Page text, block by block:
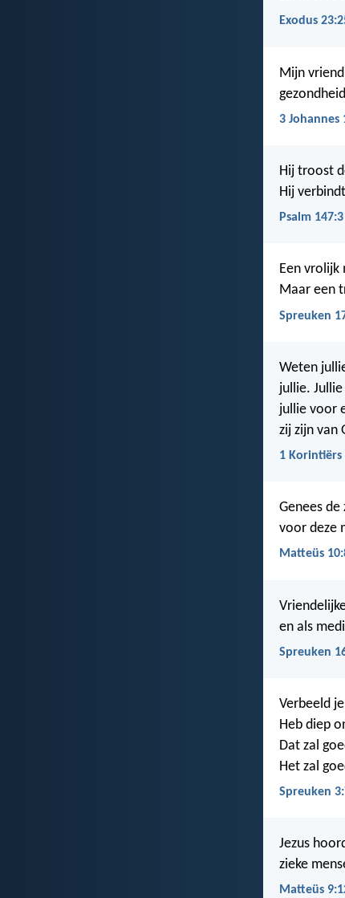
Exodus
Mijn
3 Johannes
Hij troost
Hij
Psalm 147:3
Een vrolijk
Maar een
Spreuken
Weten
jullie.
jullie voor
zij zijn van
1 Korintiërs
Genees
voor deze
Matteüs
en als
Spreuken
Verbeeld
Heb diep
Dat zal
Het zal
Spreuken
Jezus
zieke
Matteüs